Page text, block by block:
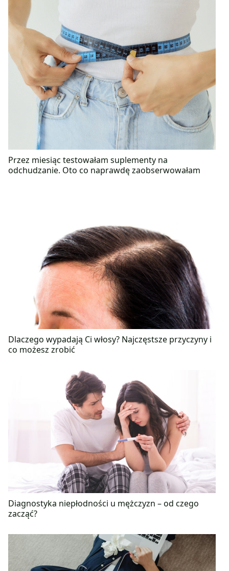
Przez miesiąc testowałam suplementy na
odchudzanie. Oto co naprawdę zaobserwowałam
Dlaczego wypadają Ci włosy? Najczęstsze przyczyny i
co możesz zrobić
Diagnostyka niepłodności u mężczyzn – od czego
zacząć?